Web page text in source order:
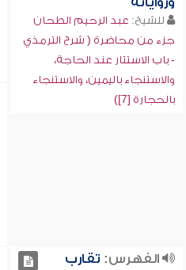
للشيخ: عبد الرحيم الطحان
جزء من محاضرة ( شرح الترمذي
- باب الاستتار عند الحاجة،
والاستنجاء باليمين، والاستنجاء
بالحجارة [7])
الفهرس: تقارب